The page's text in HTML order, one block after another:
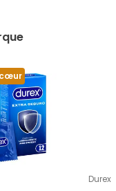
Durex